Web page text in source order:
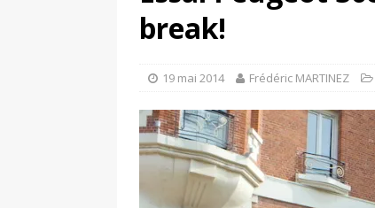
[ 17 juin 2025 ]
break!
19 mai 2014 Frédéric MARTINEZ